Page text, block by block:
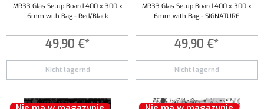
MR33 Glas Setup Board 400 x 300 x
6mm with Bag - Red/Black
49,90 €*
Nicht lagernd
MR33 Glas Setup Board 400 x 300 x
6mm with Bag - SIGNATURE
49,90 €*
Nicht lagernd